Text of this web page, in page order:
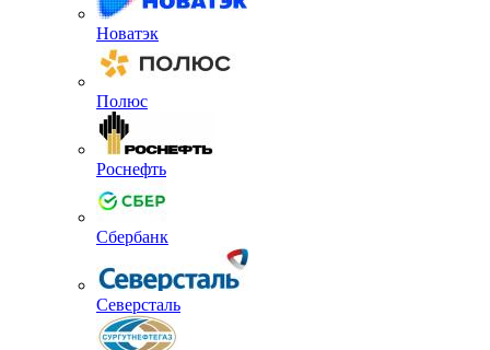
Новатэк
Полюс
Роснефть
Сбербанк
Северсталь